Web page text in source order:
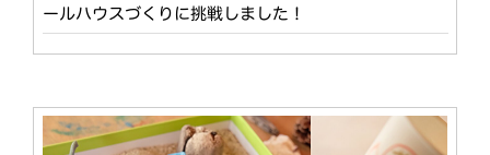
ールハウスづくりに挑戦しました！